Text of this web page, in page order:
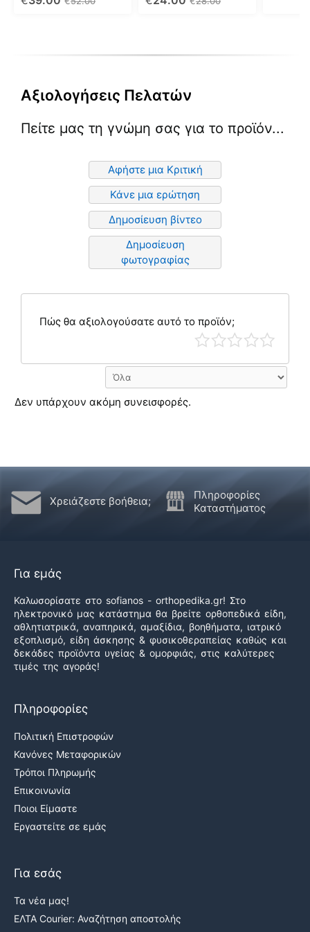
στη
στη
Αξιολογήσεις Πελατών
Πείτε μας τη γνώμη σας για το προϊόν...
Αφήστε μια Κριτική
Κάνε μια ερώτηση
Δημοσίευση βίντεο
Δημοσίευση
φωτογραφίας
Πώς θα αξιολογούσατε αυτό το προϊόν;
Δεν υπάρχουν ακόμη συνεισφορές.
Χρειάζεστε βοήθεια;
Πληροφορίες
Καταστήματος
Για εμάς
Καλωσορίσατε στο sofianos - orthopedika.gr! Στο
ηλεκτρονικό μας κατάστημα θα βρείτε ορθοπεδικά είδη,
αθλητιατρικά, αναπηρικά, αμαξίδια, βοηθήματα, ιατρικό
εξοπλισμό, είδη άσκησης & φυσικοθεραπείας καθώς και
δεκάδες προϊόντα υγείας & ομορφιάς, στις καλύτερες
τιμές της αγοράς!
Πληροφορίες
Πολιτική Επιστροφών
Κανόνες Μεταφορικών
Τρόποι Πληρωμής
Επικοινωνία
Ποιοι Είμαστε
Εργαστείτε σε εμάς
Για εσάς
Τα νέα μας!
ΕΛΤΑ Courier: Αναζήτηση αποστολής